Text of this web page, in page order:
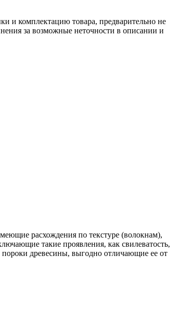
и комплектацию товара, предварительно не
за возможные неточности в описании и
расхождения по текстуре (волокнам),
такие проявления, как свилеватость,
древесины, выгодно отличающие ее от